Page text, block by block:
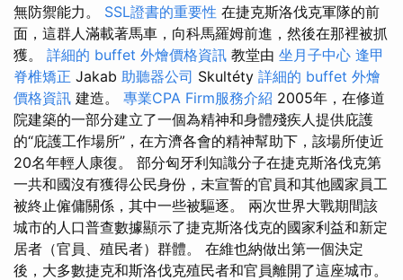
無防禦能力。 SSL證書的重要性 在捷克斯洛伐克軍隊的前
面，這群人滿載著馬車，向科馬羅姆前進，然後在那裡被抓
獲。 詳細的 buffet 外燴價格資訊 教堂由 坐月子中心 逢甲
脊椎矯正 Jakab 助聽器公司 Skultéty 詳細的 buffet 外燴
價格資訊 建造。 專業CPA Firm服務介紹 2005年，在修道
院建築的一部分建立了一個為精神和身體殘疾人提供庇護
的“庇護工作場所”，在方濟各會的精神幫助下，該場所使近
20名年輕人康復。 部分匈牙利知識分子在捷克斯洛伐克第
一共和國沒有獲得公民身份，未宣誓的官員和其他國家員工
被終止僱傭關係，其中一些被驅逐。 兩次世界大戰期間該
城市的人口普查數據顯示了捷克斯洛伐克的國家利益和新定
居者（官員、殖民者）群體。 在維也納做出第一個決定
後，大多數捷克和斯洛伐克殖民者和官員離開了這座城市。